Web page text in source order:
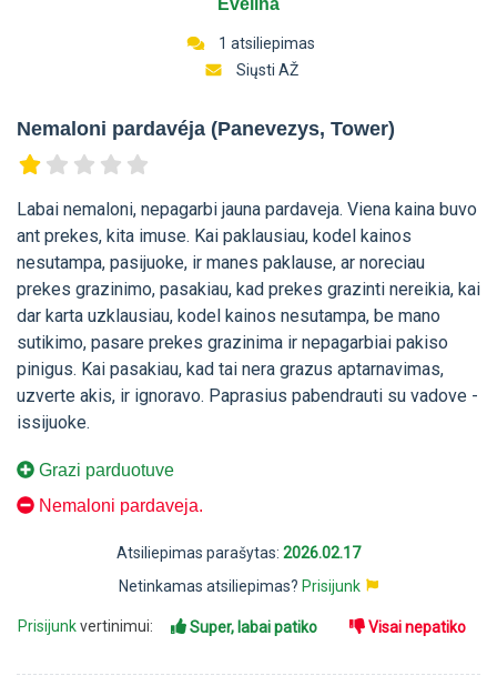
Evelina
1 atsiliepimas
Siųsti AŽ
Nemaloni pardavéja (Panevezys, Tower)
Labai nemaloni, nepagarbi jauna pardaveja. Viena kaina buvo
ant prekes, kita imuse. Kai paklausiau, kodel kainos
nesutampa, pasijuoke, ir manes paklause, ar noreciau
prekes grazinimo, pasakiau, kad prekes grazinti nereikia, kai
dar karta uzklausiau, kodel kainos nesutampa, be mano
sutikimo, pasare prekes grazinima ir nepagarbiai pakiso
pinigus. Kai pasakiau, kad tai nera grazus aptarnavimas,
uzverte akis, ir ignoravo. Paprasius pabendrauti su vadove -
issijuoke.
Grazi parduotuve
Nemaloni pardaveja.
Atsiliepimas parašytas: 2026.02.17
Netinkamas atsiliepimas? Prisijunk
Prisijunkvertinimui: Super, labai patiko Visai nepatiko